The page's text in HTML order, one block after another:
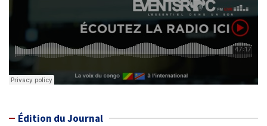
Édition du Journal